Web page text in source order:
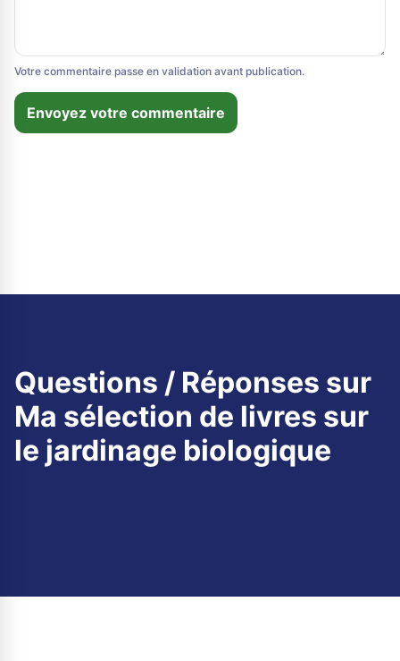
Votre commentaire passe en validation avant publication.
Envoyez votre commentaire
Questions / Réponses sur
Ma sélection de livres sur
le jardinage biologique